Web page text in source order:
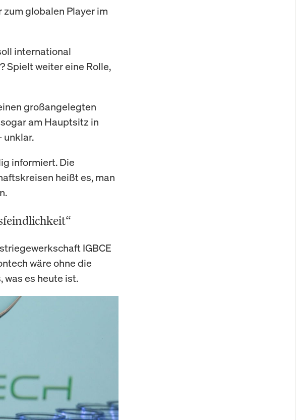
globalen Player im
international
Spielt weiter eine Rolle,
großangelegten
am Hauptsitz in
unklar.
informiert. Die
heißt es, man
IGBCE
wäre ohne die
es heute ist.